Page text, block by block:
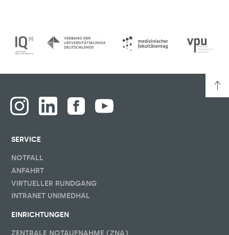
SERVICE
NOTFALL
ANFAHRT
VIRTUELLER RUNDGANG
INTRANET UNIMEDHAL
EINRICHTUNGEN